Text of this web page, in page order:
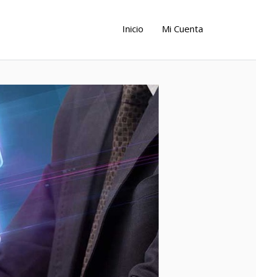
Inicio Mi Cuenta